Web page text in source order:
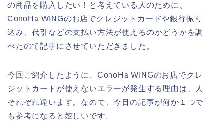
の商品を購入したい！と考えている人のために、
ConoHa WINGのお店でクレジットカードや銀行振り
込み、代引などの支払い方法が使えるのかどうかを調
べたので記事にさせていただきました。
今回ご紹介したように、ConoHa WINGのお店でクレ
ジットカードが使えないエラーが発生する理由は、人
それぞれ違います。なので、今日の記事が何か１つで
も参考になると嬉しいです。